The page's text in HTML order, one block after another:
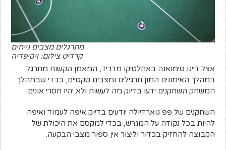
מתרגלים מצבים נייחים
קרדיט צילום: ויקיפדיה
אצל דייגו סימואנה באתלטיקו מדריד, המאמן הקשוח מתרגל
במהלך האימונים המון תרגילים ומצבים טקטיים, בכדי שבמהלך
המשחק השחקנים ידעו בדיוק מה לעשות ולא יהיו חסרי אונים.
השחקנים של פפ גוארדיולה יודעים בדיוק איפה לעמוד ואיפה
להיות בכל נקודה על המגרש, בכדי למקסם את היכולת של
הקבוצה להחזיק בכדור וליצור אין ספור מצבי הבקעה.